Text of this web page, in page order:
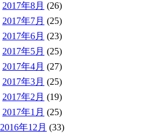
2017年8月 (26)
2017年7月 (25)
2017年6月 (23)
2017年5月 (25)
2017年4月 (27)
2017年3月 (25)
2017年2月 (19)
2017年1月 (25)
2016年12月 (33)